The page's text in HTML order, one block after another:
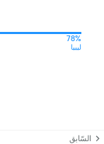
78%
ليبيا
السّابق